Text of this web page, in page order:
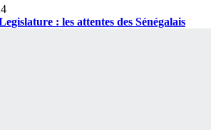
: les attentes des Sénégalais